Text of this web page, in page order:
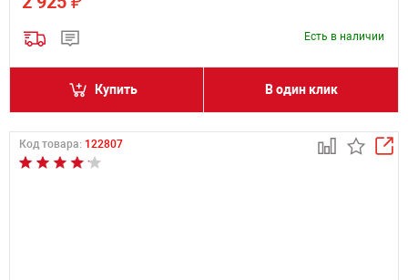
Есть в наличии
Купить В один клик
Код товара: 122807